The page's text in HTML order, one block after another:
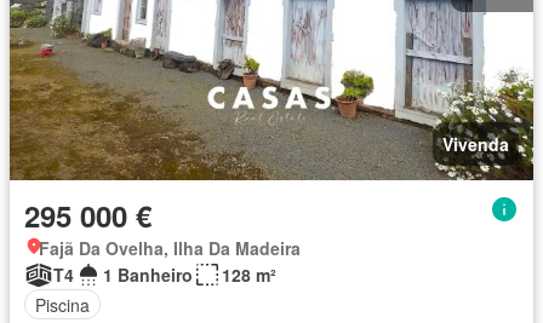
Vivenda
295 000 €
Fajã Da Ovelha, Ilha Da Madeira
T4
1 Banheiro
128 m²
Piscina